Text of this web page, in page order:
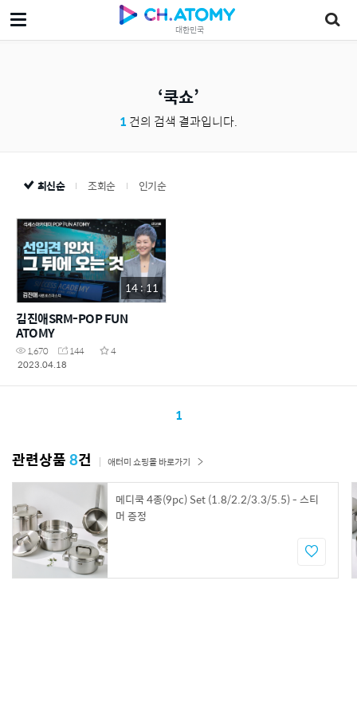
대한민국
쿡쇼
1 건의 검색 결과입니다.
최신순 조회순 인기순
14 : 11
김진애SRM-POP FUN
ATOMY
1,670 144
4
2023.04.18
1
관련상품8건 애터미 쇼핑몰 바로가기
메디쿡 4종(9pc) Set (1.8/2.2/3.3/5.5) - 스티
머 증정